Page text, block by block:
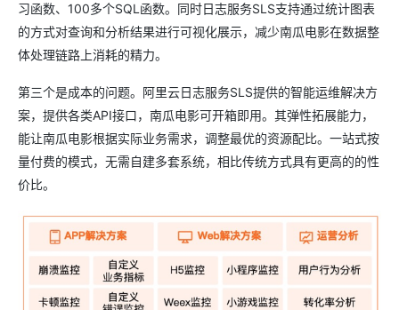
习函数、100多个SQL函数。同时日志服务SLS支持通过统计图表
的方式对查询和分析结果进行可视化展示，减少南瓜电影在数据整
体处理链路上消耗的精力。
第三个是成本的问题。阿里云日志服务SLS提供的智能运维解决方
案，提供各类API接口，南瓜电影可开箱即用。其弹性拓展能力，
能让南瓜电影根据实际业务需求，调整最优的资源配比。一站式按
量付费的模式，无需自建多套系统，相比传统方式具有更高的的性
价比。